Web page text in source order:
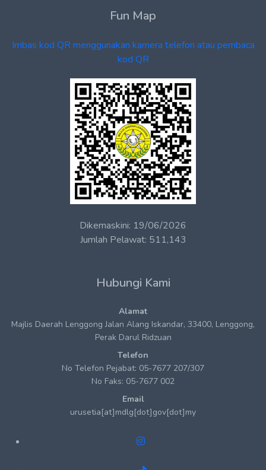
Fun Map
Imbas kod QR menggunakan kamera telefon atau pembaca
kod QR
Dikemaskini: 19/06/2026
Jumlah Pelawat: 511,143
Hubungi Kami
Alamat
Majlis Daerah Lenggong Jalan Alang Iskandar, 33400, Lenggong,
Perak Darul Ridzuan
Telefon
No Telefon Pejabat: 05-7677 207/307
No Faks: 05-7677 002
Email
urusetia[at]mdlg[dot]gov[dot]my